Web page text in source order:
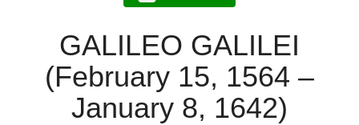
GALILEO GALILEI
(February 15, 1564 –
January 8, 1642)